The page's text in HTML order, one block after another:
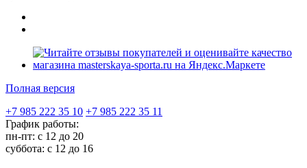
Полная версия
+7 985 222 35 10 +7 985 222 35 11
График работы:
пн-пт: с 12 до 20
суббота: c 12 до 16